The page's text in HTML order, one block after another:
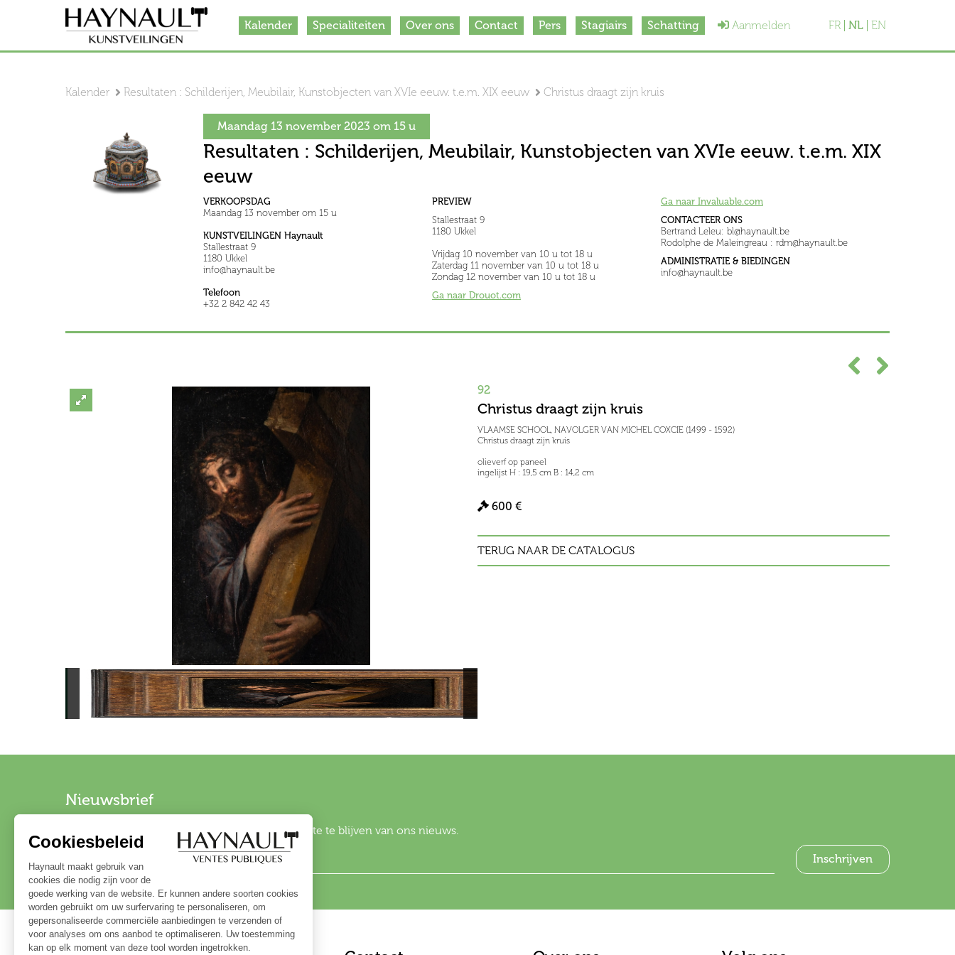
Kalender Specialiteiten Over ons Contact Pers Stagiairs Schatting Aanmelden FR NL EN
Kalender Resultaten : Schilderijen, Meubilair, Kunstobjecten van XVIe eeuw. t.e.m. XIX eeuw Christus draagt zijn kruis
Maandag 13 november 2023 om 15 u
Resultaten : Schilderijen, Meubilair, Kunstobjecten van XVIe eeuw. t.e.m. XIX
eeuw
VERKOOPSDAG
Maandag 13 november om 15 u
KUNSTVEILINGEN Haynault
Stallestraat 9
1180 Ukkel
info@haynault.be
Telefoon
+32 2 842 42 43
PREVIEW
Stallestraat 9
1180 Ukkel
Vrijdag 10 november van 10 u tot 18 u
Zaterdag 11 november van 10 u tot 18 u
Zondag 12 november van 10 u tot 18 u
Ga naar Drouot.com
Ga naar Invaluable.com
CONTACTEER ONS
Bertrand Leleu: bl@haynault.be
Rodolphe de Maleingreau : rdm@haynault.be
ADMINISTRATIE & BIEDINGEN
info@haynault.be
92
Christus draagt zijn kruis
VLAAMSE SCHOOL, NAVOLGER VAN MICHEL COXCIE (1499 - 1592)
Christus draagt zijn kruis
olieverf op paneel
ingelijst H : 19,5 cm B : 14,2 cm
600 €
TERUG NAAR DE CATALOGUS
Nieuwsbrief
Schrijf u in op onze nieuwsbrief om op de hoogte te blijven van ons nieuws.